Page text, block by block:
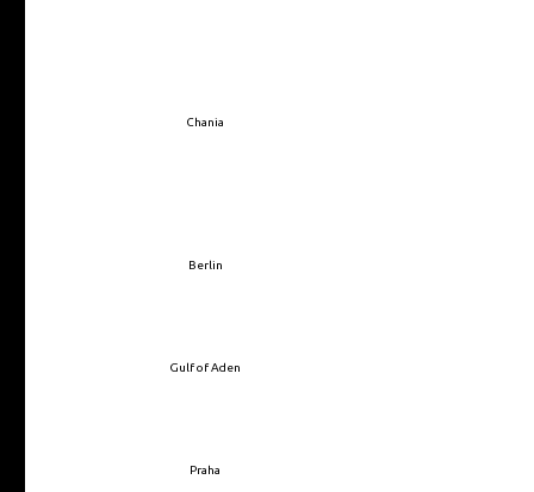
Chania
Berlin
Gulf of Aden
Praha